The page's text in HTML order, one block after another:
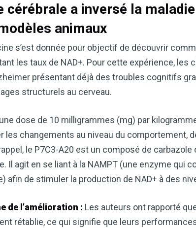
cérébrale a inversé la
animaux
s’est donnée pour objectif de découvrir
les taux de NAD+. Pour cette expérience, les
présentant déjà des troubles cognitifs
structurels au cerveau.
dose de 10 milligrammes (mg) par
les changements au niveau du comportement,
le P7C3-A20 est un composé de carbazole
Il agit en se liant à la NAMPT (une enzyme qui
afin de stimuler la production de NAD+ à des
de l’amélioration : Les auteurs ont rapporté
rétablie, ce qui signifie que leurs
Le vinaigre de cidre de pomme
remèdes naturels les plus
cardiaque ou mieux gérer votre
précieux dans votre routine bien-
Découvrez comment le vinaigre
améliore naturellement votre
TÉLÉCHARGEZ-LE